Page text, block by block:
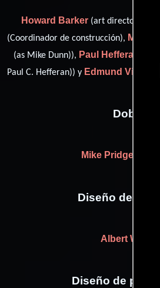
Howard Barker(art director: New
(Coordinador de construcción),
(as Mike Dunn)), Paul Hefferan
Paul C. Hefferan)) y Edmund Villa
Dobles
Mike Pridgen
Diseño de
Albert Wolsky
Diseño de